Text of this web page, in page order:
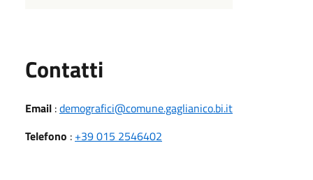
Contatti
Email :demografici@comune.gaglianico.bi.it
Telefono : +39 015 2546402